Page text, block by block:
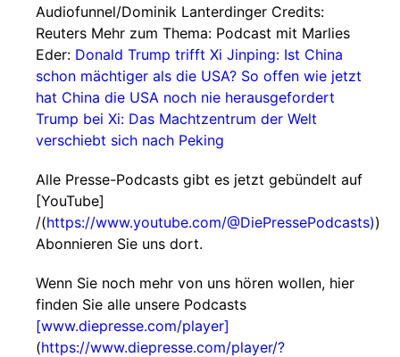
Audiofunnel/Dominik Lanterdinger Credits:
Reuters Mehr zum Thema: Podcast mit Marlies
Eder: Donald Trump trifft Xi Jinping: Ist China
schon mächtiger als die USA? So offen wie jetzt
hat China die USA noch nie herausgefordert
Trump bei Xi: Das Machtzentrum der Welt
verschiebt sich nach Peking
Alle Presse-Podcasts gibt es jetzt gebündelt auf
[YouTube]
/(https://www.youtube.com/@DiePressePodcasts))
Abonnieren Sie uns dort.
Wenn Sie noch mehr von uns hören wollen, hier
finden Sie alle unsere Podcasts
[www.diepresse.com/player]
(https://www.diepresse.com/player/?